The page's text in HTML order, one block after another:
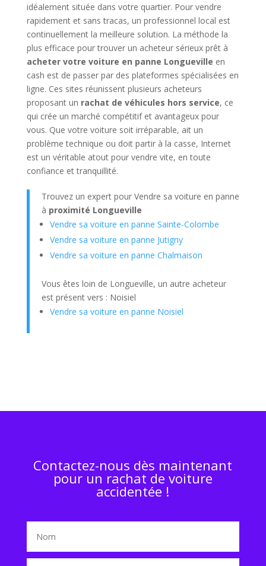
idéalement située dans votre quartier. Pour vendre
rapidement et sans tracas, un professionnel local est
continuellement la meilleure solution. La méthode la
plus efficace pour trouver un acheteur sérieux prêt à
acheter votre voiture en panne Longueville en
cash est de passer par des plateformes spécialisées en
ligne. Ces sites réunissent plusieurs acheteurs
proposant un rachat de véhicules hors service, ce
qui crée un marché compétitif et avantageux pour
vous. Que votre voiture soit irréparable, ait un
problème technique ou doit partir à la casse, Internet
est un véritable atout pour vendre vite, en toute
confiance et tranquillité.
Trouvez un expert pour Vendre sa voiture en panne
à proximité Longueville
Vendre sa voiture en panne Sainte-Colombe
Vendre sa voiture en panne Jutigny
Vendre sa voiture en panne Chalmaison
Vous êtes loin de Longueville, un autre acheteur
est présent vers : Noisiel
Vendre sa voiture en panne Noisiel
Contactez-nous dès maintenant
pour un rachat de voiture
accidentée !